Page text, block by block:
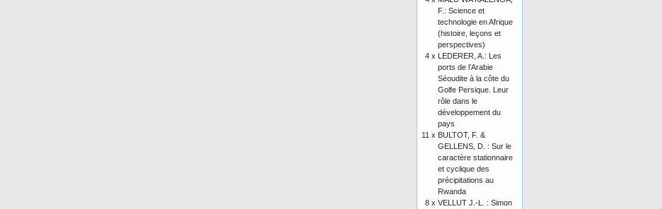
F.: Science et
technologie en Afrique
(histoire, leçons et
perspectives)
4 x LEDERER, A.: Les
ports de l’Arabie
Séoudite à la côte du
Golfe Persique. Leur
rôle dans le
développement du
pays
11 x BULTOT, F. &
GELLENS, D. : Sur le
caractère stationnaire
et cyclique des
précipitations au
Rwanda
8 x VELLUT J.-L. : Simon